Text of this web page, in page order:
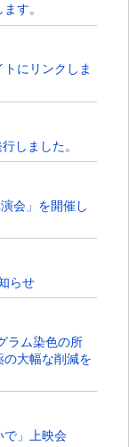
す。
にリンクしま
しました。
会」を開催し
らせ
ラム染色の所
大幅な削減を
で」上映会